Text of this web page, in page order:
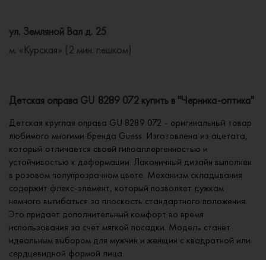
ул. Земляной Вал д. 25
м. «Курская» (2 мин. пешком)
Детская оправа GU 8289 072 купить в "Черника-оптика"
Детская круглая оправа GU 8289 072 - оригинальный товар
любимого многими бренда Guess. Изготовлена из ацетата,
который отличается своей гипоаллергенностью и
устойчивостью к деформации. Лаконичный дизайн выполнен
в розовом полупрозрачном цвете. Механизм складывания
содержит флекс-элемент, который позволяет дужкам
немного выгибаться за плоскость стандартного положения.
Это придает дополнительный комфорт во время
использования за счёт мягкой посадки. Модель станет
идеальным выбором для мужчин и женщин с квадратной или
сердцевидной формой лица.